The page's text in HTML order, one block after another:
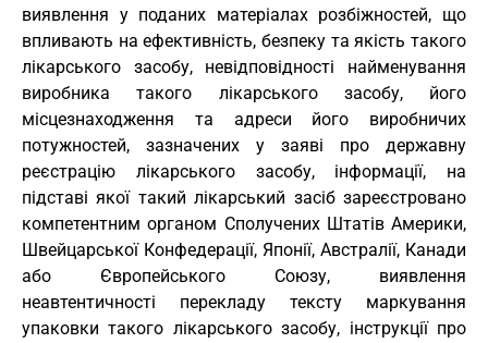
виявлення у поданих матеріалах розбіжностей, що
впливають на ефективність, безпеку та якість такого
лікарського засобу, невідповідності найменування
виробника такого лікарського засобу, його
місцезнаходження та адреси його виробничих
потужностей, зазначених у заяві про державну
реєстрацію лікарського засобу, інформації, на
підставі якої такий лікарський засіб зареєстровано
компетентним органом Сполучених Штатів Америки,
Швейцарської Конфедерації, Японії, Австралії, Канади
або Європейського Союзу, виявлення
неавтентичності перекладу тексту маркування
упаковки такого лікарського засобу, інструкції про